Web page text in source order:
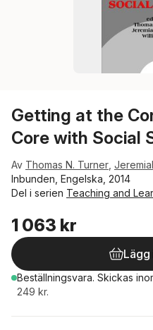
Getting at the
Core with Social
Av Thomas N. Turner
Inbunden, Engelska, 2014
Del i serien Teaching and
1 063 kr
Beställningsvara. Skickas
249 kr.